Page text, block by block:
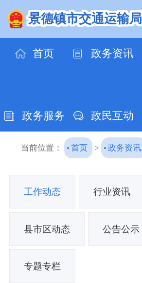
景德镇市交通运输局
首页 政务资讯
政务服务 政民互动
当前位置： 首页 > 政务资讯
工作动态 行业资讯
县市区动态 公告公示
专题专栏